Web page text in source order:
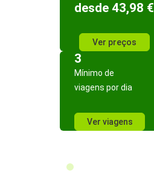
desde 43,98 €
Ver preços
3
Mínimo de
viagens por dia
Ver viagens